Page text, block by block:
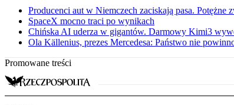
Producenci aut w Niemczech zaciskają pasa. Potężne
SpaceX mocno traci po wynikach
Chińska AI uderza w gigantów. Darmowy Kimi3
Ola Källenius, prezes Mercedesa: Państwo nie
Promowane treści